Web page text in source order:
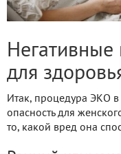
Негативные
для
Итак, процедура ЭКО в
опасность для
то, какой вред она